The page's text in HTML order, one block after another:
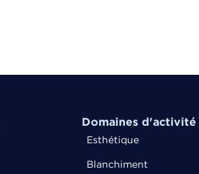
Domaines d'activité
Esthétique
Blanchiment